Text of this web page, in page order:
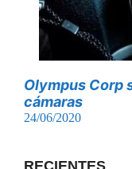
Olympus Corp
cámaras
24/06/2020
RECIENTES